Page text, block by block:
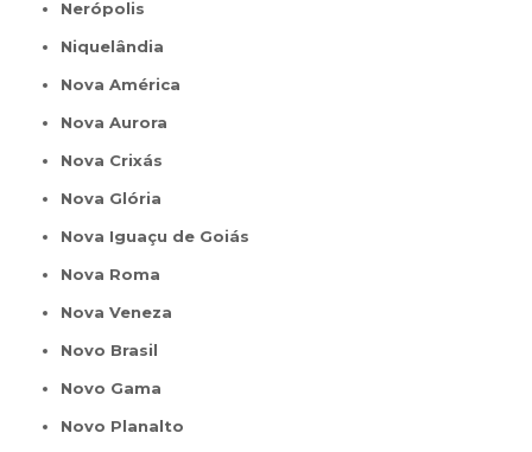
Nerópolis
Niquelândia
Nova América
Nova Aurora
Nova Crixás
Nova Glória
Nova Iguaçu de Goiás
Nova Roma
Nova Veneza
Novo Brasil
Novo Gama
Novo Planalto